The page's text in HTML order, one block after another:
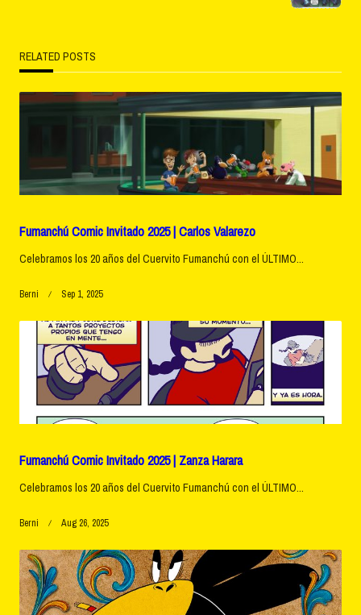
reader-
text">Page</span>
RELATED POSTS
Fumanchú Comic Invitado 2025 | Carlos Valarezo
Celebramos los 20 años del Cuervito Fumanchú con el ÚLTIMO...
Berni Sep 1, 2025
Fumanchú Comic Invitado 2025 | Zanza Harara
Celebramos los 20 años del Cuervito Fumanchú con el ÚLTIMO...
Berni Aug 26, 2025